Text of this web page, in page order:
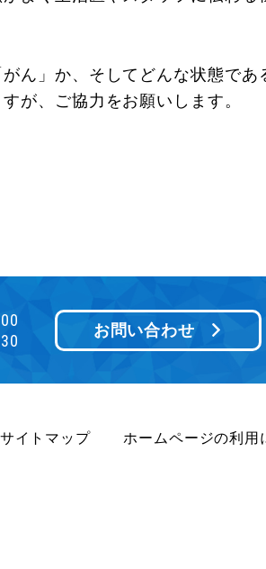
ん」か、そしてどんな状態で
が、ご協力をお願いします。
お問い合わせ
サイトマップ ホームページの利用